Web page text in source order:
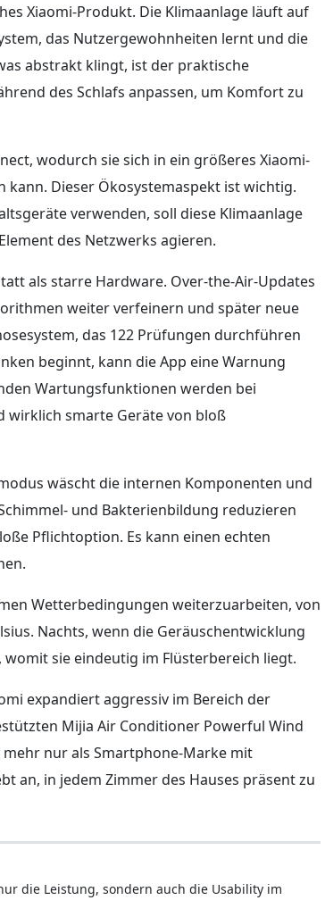
Xiaomi-Produkt. Die Klimaanlage läuft auf
das Nutzergewohnheiten lernt und die
abstrakt klingt, ist der praktische
des Schlafs anpassen, um Komfort zu
wodurch sie sich in ein größeres Xiaomi-
Dieser Ökosystemaspekt ist wichtig.
verwenden, soll diese Klimaanlage
des Netzwerks agieren.
als starre Hardware. Over-the-Air-Updates
weiter verfeinern und später neue
das 122 Prüfungen durchführen
beginnt, kann die App eine Warnung
Wartungsfunktionen werden bei
wirklich smarte Geräte von bloß
wäscht die internen Komponenten und
und Bakterienbildung reduzieren
Pflichtoption. Es kann einen echten
Wetterbedingungen weiterzuarbeiten, von
Nachts, wenn die Geräuschentwicklung
sie eindeutig im Flüsterbereich liegt.
expandiert aggressiv im Bereich der
Mijia Air Conditioner Powerful Wind
nur als Smartphone-Marke mit
an, in jedem Zimmer des Hauses präsent zu
die Leistung, sondern auch die Usability im